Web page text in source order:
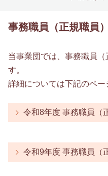
事務職員（正規職員）
当事業団では、事務職員
す。
詳細については下記のペー
令和8年度 事務職員（
令和9年度 事務職員（